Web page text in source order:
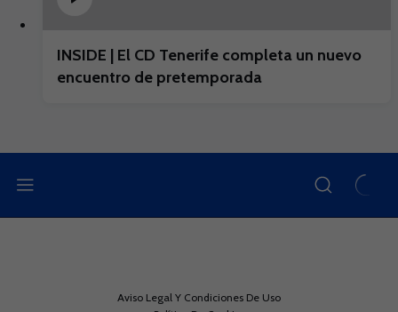
INSIDE | El CD Tenerife completa un nuevo
encuentro de pretemporada
Aviso Legal Y Condiciones De Uso